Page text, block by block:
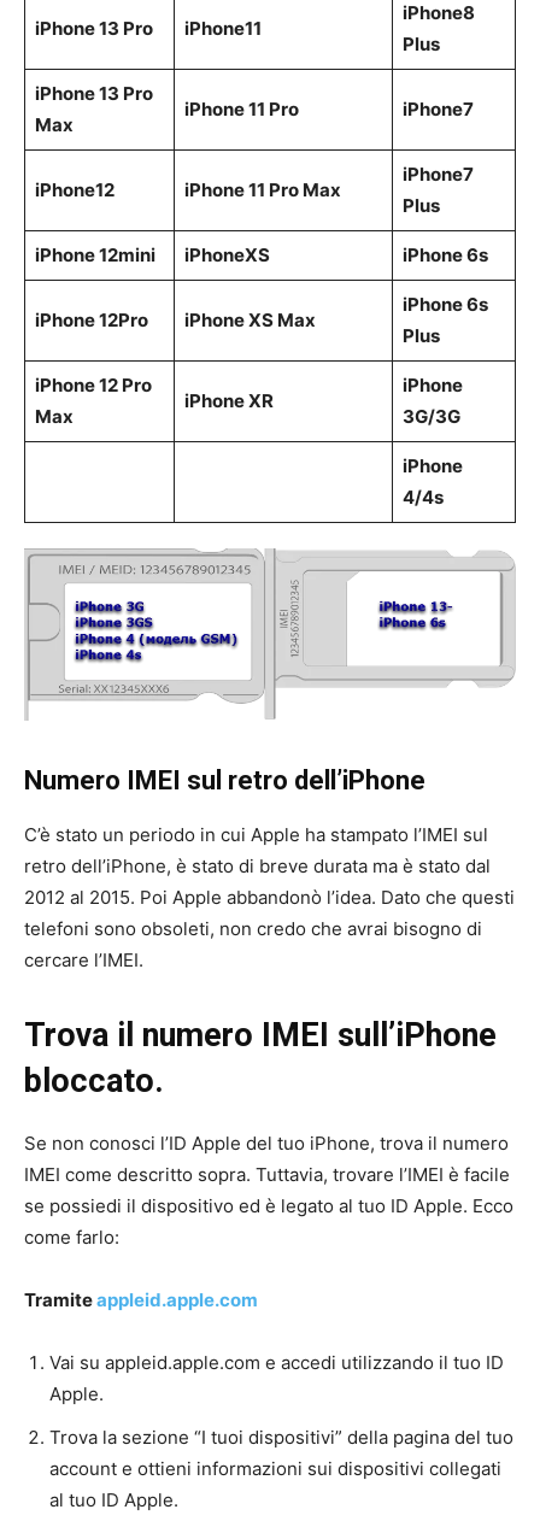
iPhone 13 Pro iPhone11
iPhone8
Plus
iPhone 13 Pro
Max
iPhone 11 Pro iPhone7
iPhone12 iPhone 11 Pro Max
iPhone7
Plus
iPhone 12mini iPhoneXS iPhone 6s
iPhone 12Pro iPhone XS Max
iPhone 6s
Plus
iPhone 12 Pro
Max
iPhone XR
iPhone
3G/3G
iPhone
4/4s
Numero IMEI sul retro dell’iPhone
C’è stato un periodo in cui Apple ha stampato l’IMEI sul
retro dell’iPhone, è stato di breve durata ma è stato dal
2012 al 2015. Poi Apple abbandonò l’idea. Dato che questi
telefoni sono obsoleti, non credo che avrai bisogno di
cercare l’IMEI.
Trova il numero IMEI sull’iPhone
bloccato.
Se non conosci l’ID Apple del tuo iPhone, trova il numero
IMEI come descritto sopra. Tuttavia, trovare l’IMEI è facile
se possiedi il dispositivo ed è legato al tuo ID Apple. Ecco
come farlo:
Tramiteappleid.apple.com
Vai su appleid.apple.com e accedi utilizzando il tuo ID
Apple.
Trova la sezione “I tuoi dispositivi” della pagina del tuo
account e ottieni informazioni sui dispositivi collegati
al tuo ID Apple.